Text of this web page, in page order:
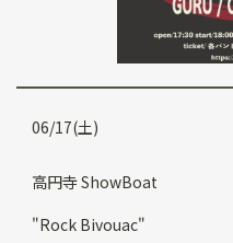
06/17(土)
高円寺 ShowBoat
"Rock Bivouac"